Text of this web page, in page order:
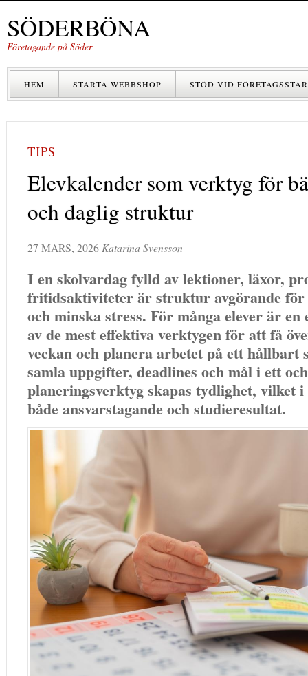
SÖDERBÖNA
Företagande på Söder
HEM STARTA WEBBSHOP STÖD VID
TIPS
Elevkalender som verktyg för
och daglig struktur
27 MARS, 2026 Katarina Svensson
I en skolvardag fylld av lektioner, läxor,
fritidsaktiviteter är struktur avgörande för
och minska stress. För många elever är en
av de mest effektiva verktygen för att få
veckan och planera arbetet på ett hållbart
samla uppgifter, deadlines och mål i ett
planeringsverktyg skapas tydlighet, vilket
både ansvarstagande och studieresultat.